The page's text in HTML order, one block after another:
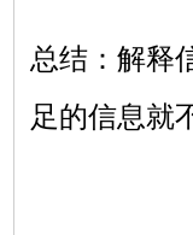
总结：解释
足的信息就